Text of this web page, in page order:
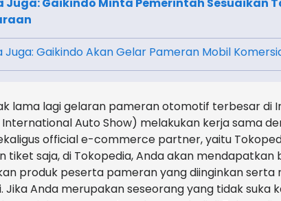
Juga: Gaikindo Akan Gelar Pameran Mobil
lama lagi gelaran pameran otomotif terbesar di
International Auto Show) melakukan kerja sama
official e-commerce partner, yaitu
tiket saja, di Tokopedia, Anda akan
produk peserta pameran yang diinginkan serta
Jika Anda merupakan seseorang yang tidak suka